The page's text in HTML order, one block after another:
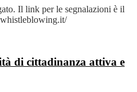
Il link per le segnalazioni è il
di cittadinanza attiva e